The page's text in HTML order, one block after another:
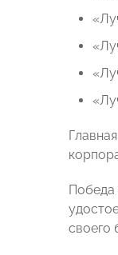
Победа
своего